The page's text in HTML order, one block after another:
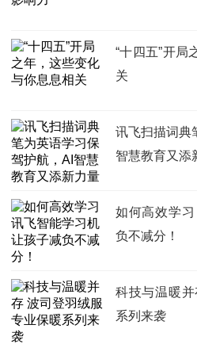
“十四五”开局
关
讯飞扫描词典
智慧教育又添
如何高效学
负不减分！
科技与温暖
系列来袭